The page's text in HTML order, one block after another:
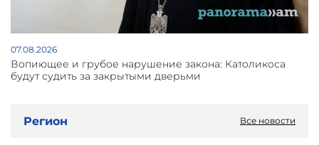
07.08.2026
Вопиющее и грубое нарушение закона: Католикоса
будут судить за закрытыми дверьми
Регион Все новости